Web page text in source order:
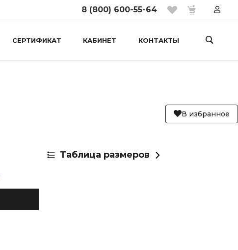
8 (800) 600-55-64
СЕРТИФИКАТ КАБИНЕТ КОНТАКТЫ
В избранное
Таблица размеров